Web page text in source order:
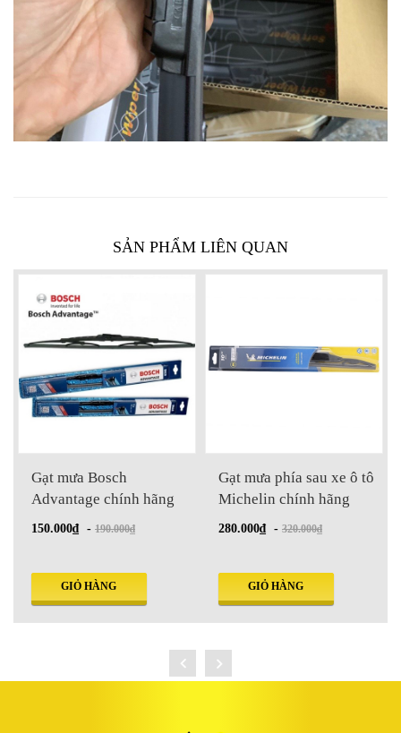
SẢN PHẨM LIÊN QUAN
Gạt mưa phía sau xe ô tô
Michelin chính hãng
280.000₫ -320.000₫
GIỎ HÀNG
Gạt mưa ô tô thương hiệu
Carall
100.000₫ -150.000₫
GIỎ HÀNG